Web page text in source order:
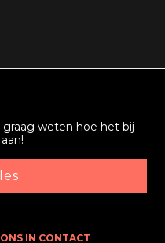
weten hoe het bij
IN CONTACT